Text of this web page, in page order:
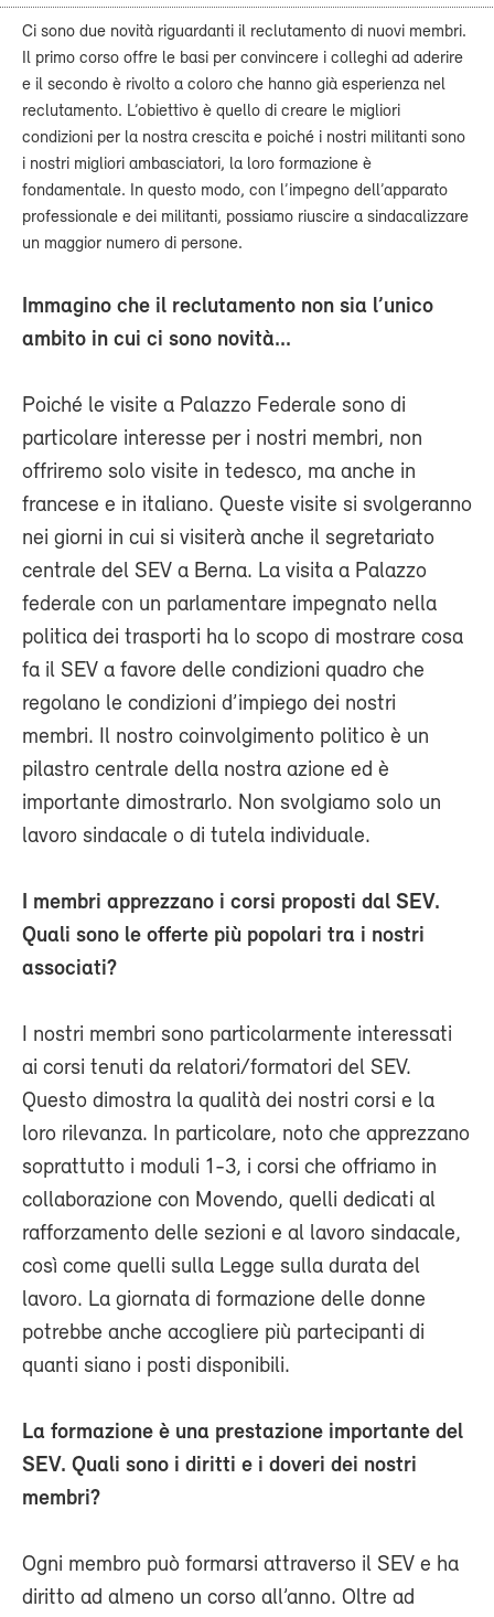
Ci sono due novità riguardanti il reclutamento di nuovi membri.
Il primo corso offre le basi per convincere i colleghi ad aderire
e il secondo è rivolto a coloro che hanno già esperienza nel
reclutamento. L’obiettivo è quello di creare le migliori
condizioni per la nostra crescita e poiché i nostri militanti sono
i nostri migliori ambasciatori, la loro formazione è
fondamentale. In questo modo, con l’impegno dell’apparato
professionale e dei militanti, possiamo riuscire a sindacalizzare
un maggior numero di persone.
Immagino che il reclutamento non sia l’unico
ambito in cui ci sono novità...
Poiché le visite a Palazzo Federale sono di
particolare interesse per i nostri membri, non
offriremo solo visite in tedesco, ma anche in
francese e in italiano. Queste visite si svolgeranno
nei giorni in cui si visiterà anche il segretariato
centrale del SEV a Berna. La visita a Palazzo
federale con un parlamentare impegnato nella
politica dei trasporti ha lo scopo di mostrare cosa
fa il SEV a favore delle condizioni quadro che
regolano le condizioni d’impiego dei nostri
membri. Il nostro coinvolgimento politico è un
pilastro centrale della nostra azione ed è
importante dimostrarlo. Non svolgiamo solo un
lavoro sindacale o di tutela individuale.
I membri apprezzano i corsi proposti dal SEV.
Quali sono le offerte più popolari tra i nostri
associati?
I nostri membri sono particolarmente interessati
ai corsi tenuti da relatori/formatori del SEV.
Questo dimostra la qualità dei nostri corsi e la
loro rilevanza. In particolare, noto che apprezzano
soprattutto i moduli 1-3, i corsi che offriamo in
collaborazione con Movendo, quelli dedicati al
rafforzamento delle sezioni e al lavoro sindacale,
così come quelli sulla Legge sulla durata del
lavoro. La giornata di formazione delle donne
potrebbe anche accogliere più partecipanti di
quanti siano i posti disponibili.
La formazione è una prestazione importante del
SEV. Quali sono i diritti e i doveri dei nostri
membri?
Ogni membro può formarsi attraverso il SEV e ha
diritto ad almeno un corso all’anno. Oltre ad